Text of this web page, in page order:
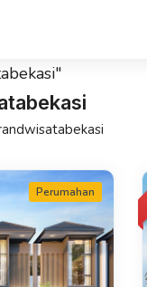
Perumahan